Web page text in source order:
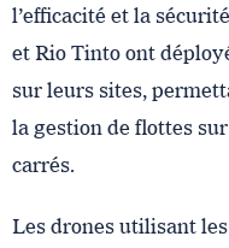
l’efficacité et la
et Rio Tinto ont
sur leurs sites,
la gestion de flottes
carrés.
Les drones utilisant